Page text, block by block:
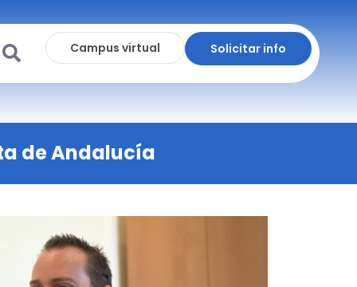
Solicitar info
Campus virtual
de Andalucía